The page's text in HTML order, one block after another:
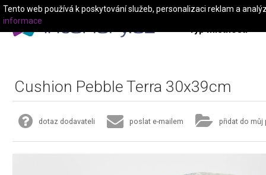
Typ místnosti
Cushion Pebble Terra 30x39cm
dotaz dodavateli poslat e-mailem přidat do můj
Tento web používá k poskytování služeb, personalizaci reklam a
informace